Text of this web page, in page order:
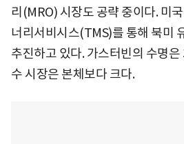
리(MRO) 시장도 공략 중이다. 미
너리서비시스(TMS)를 통해 북미
추진하고 있다. 가스터빈의 수명
수 시장은 본체보다 크다.